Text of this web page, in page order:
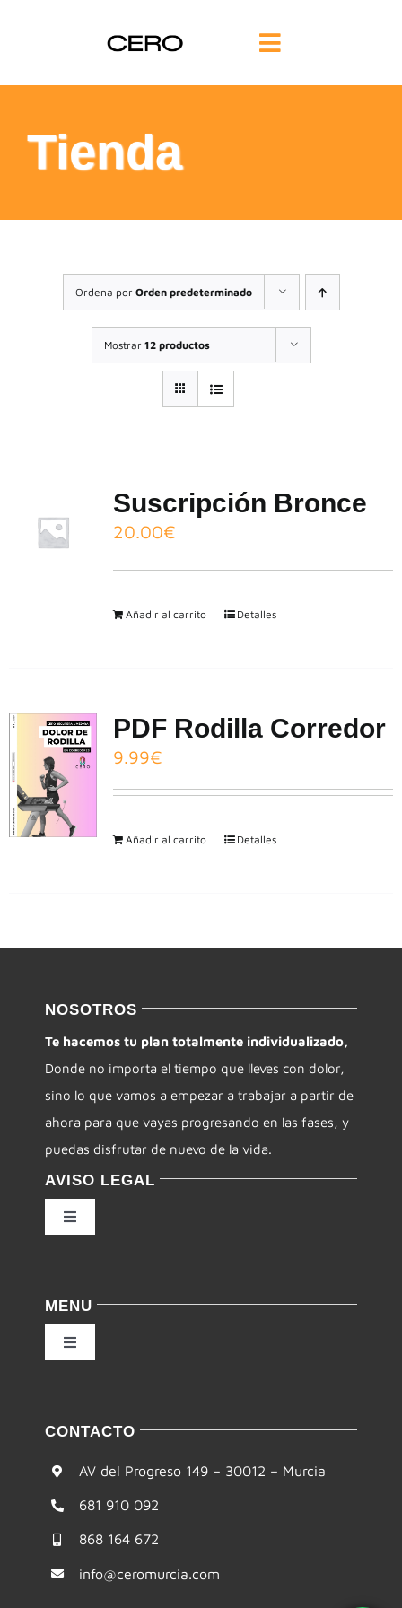
Toggle
Navigation
FILOSOFÍA
TE AYUDAMOS
FORMACIÓN
COMUNIDAD
Tienda
Ordena por Orden predeterminado
Mostrar 12 productos
Suscripción Bronce
20.00€
Añadir al carrito Detalles
PDF Rodilla Corredor
9.99€
Añadir al carrito Detalles
NOSOTROS
Te hacemos tu plan totalmente individualizado,
Donde no importa el tiempo que lleves con dolor,
sino lo que vamos a empezar a trabajar a partir de
ahora para que vayas progresando en las fases, y
puedas disfrutar de nuevo de la vida.
AVISO LEGAL
Toggle
Navigation
Condiciones de uso
Accesibilidad
Mapa del sitio
MENU
Toggle
Navigation
Te ayudamos
Formación
CONTACTO
AV del Progreso 149 – 30012 – Murcia
681 910 092
868 164 672
info@ceromurcia.com